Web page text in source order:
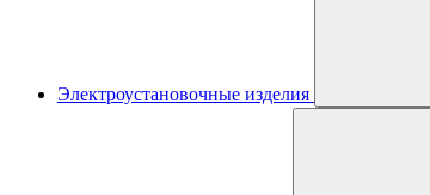
Электроустановочные изделия